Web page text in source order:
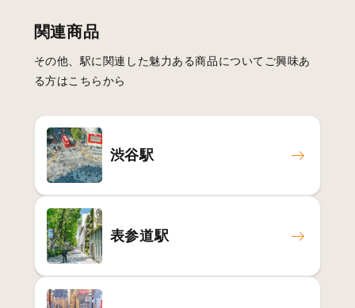
関連商品
その他、駅に関連した魅力ある商品についてご興味あ
る方はこちらから
渋谷駅
表参道駅